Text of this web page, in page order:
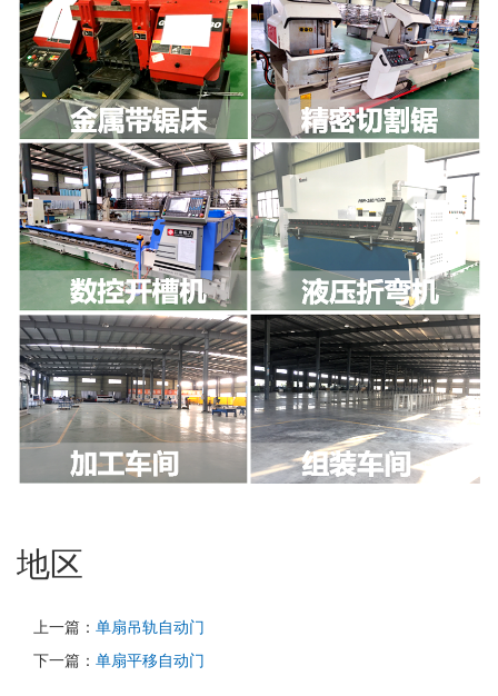
地区
上一篇： 单扇吊轨自动门
下一篇： 单扇平移自动门